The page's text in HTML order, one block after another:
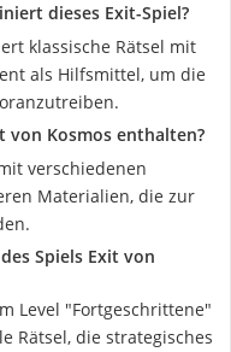
dieses Exit-Spiel?
klassische Rätsel mit
als Hilfsmittel, um die
von Kosmos enthalten?
verschiedenen
Materialien, die zur
Spiels Exit von
Level "Fortgeschrittene"
Rätsel, die strategisches